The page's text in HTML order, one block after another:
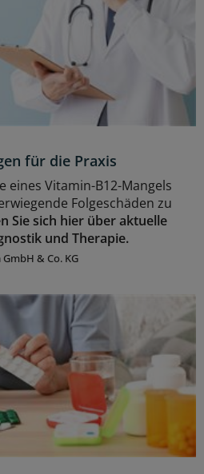
für die Praxis
eines Vitamin-B12-Mangels
Folgeschäden zu
Sie sich hier über aktuelle
und Therapie.
& Co. KG